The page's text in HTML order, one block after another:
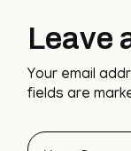
Leave
Your email
fields are